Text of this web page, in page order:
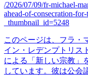
/2026/07/09/fr-michael-
ahead-of-consecration-
_thumbnail_id=5248
このページは、フラ・
イン・レデンプトリス
による「新しい宗教」
しています。彼は公会